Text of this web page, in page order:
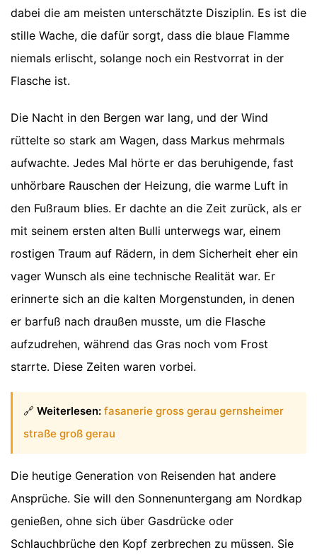
dabei die am meisten unterschätzte Disziplin. Es ist die
stille Wache, die dafür sorgt, dass die blaue Flamme
niemals erlischt, solange noch ein Restvorrat in der
Flasche ist.
Die Nacht in den Bergen war lang, und der Wind
rüttelte so stark am Wagen, dass Markus mehrmals
aufwachte. Jedes Mal hörte er das beruhigende, fast
unhörbare Rauschen der Heizung, die warme Luft in
den Fußraum blies. Er dachte an die Zeit zurück, als er
mit seinem ersten alten Bulli unterwegs war, einem
rostigen Traum auf Rädern, in dem Sicherheit eher ein
vager Wunsch als eine technische Realität war. Er
erinnerte sich an die kalten Morgenstunden, in denen
er barfuß nach draußen musste, um die Flasche
aufzudrehen, während das Gras noch vom Frost
starrte. Diese Zeiten waren vorbei.
🔗 Weiterlesen: fasanerie gross gerau gernsheimer
straße groß gerau
Die heutige Generation von Reisenden hat andere
Ansprüche. Sie will den Sonnenuntergang am Nordkap
genießen, ohne sich über Gasdrücke oder
Schlauchbrüche den Kopf zerbrechen zu müssen. Sie